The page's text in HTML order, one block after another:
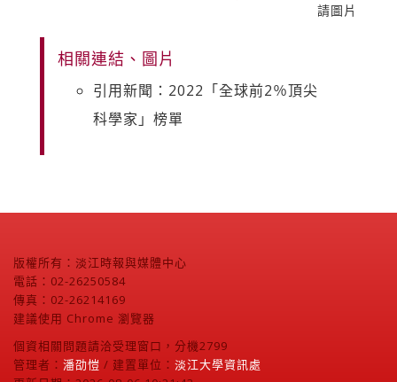
請圖片
相關連結、圖片
引用新聞：2022「全球前2％頂尖
科學家」榜單
版權所有：淡江時報與媒體中心
電話：02-26250584
傳真：02-26214169
建議使用 Chrome 瀏覽器
個資相關問題請洽受理窗口，分機2799
管理者： 潘劭愷 / 建置單位： 淡江大學資訊處